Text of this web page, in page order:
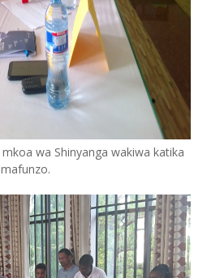
wa Shinyanga wakiwa katika
mafunzo.